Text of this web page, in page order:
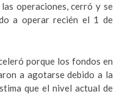
operaciones, cerró y se
a operar recién el 1 de
porque los fondos en
a agotarse debido a la
que el nivel actual de